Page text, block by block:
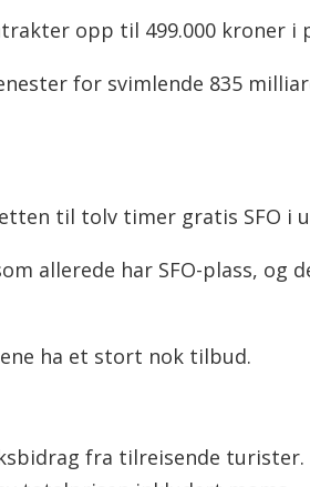
opp til 499.000 kroner i
for svimlende 835
til tolv timer gratis SFO i
allerede har SFO-plass, og
ha et stort nok tilbud.
fra tilreisende